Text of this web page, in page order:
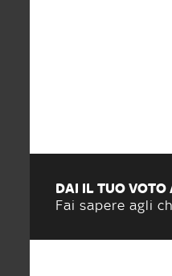
DAI IL TUO VOTO
Fai sapere agli